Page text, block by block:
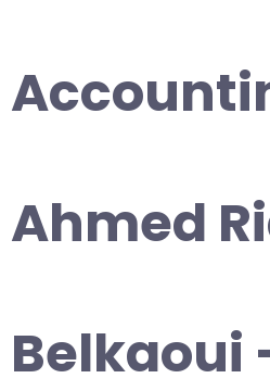
Ahmed
Belkaoui